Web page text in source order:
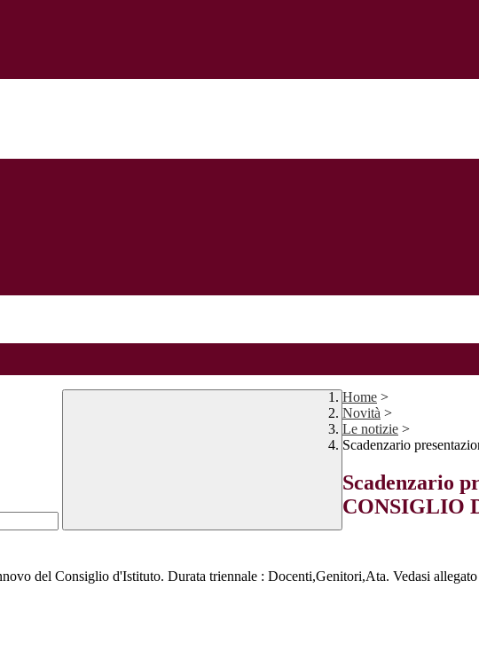
Home >
Novità >
Le notizie >
Scadenzario
Scadenzario
CONSIGLIO
del Consiglio d'Istituto. Durata triennale : Docenti,Genitori,Ata. Vedasi allegato